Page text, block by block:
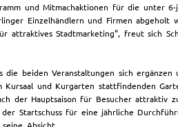
und Mitmachaktionen für die unter
Einzelhändlern und Firmen abgeholt
Stadtmarketing“, freut sich
beiden Veranstaltungen sich
und Kurgarten stattfindenden
der Hauptsaison für Besucher attraktiv
Startschuss für eine jährliche
Absicht.